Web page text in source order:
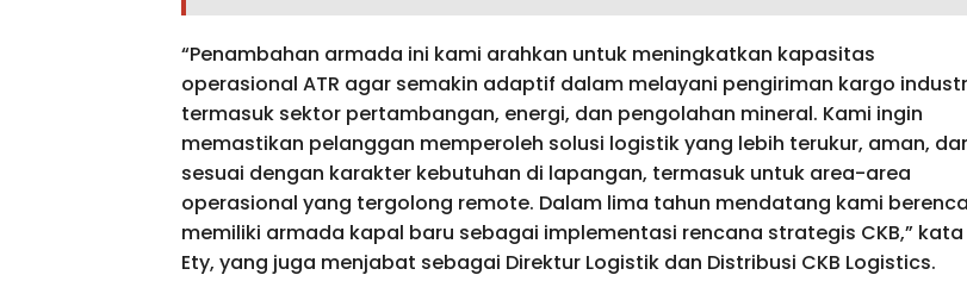
“Penambahan armada ini kami arahkan untuk meningkatkan kapasitas
operasional ATR agar semakin adaptif dalam melayani pengiriman kargo
termasuk sektor pertambangan, energi, dan pengolahan mineral. Kami ingin
memastikan pelanggan memperoleh solusi logistik yang lebih terukur, aman,
sesuai dengan karakter kebutuhan di lapangan, termasuk untuk area-area
operasional yang tergolong remote. Dalam lima tahun mendatang kami
memiliki armada kapal baru sebagai implementasi rencana strategis CKB,” kata
Ety, yang juga menjabat sebagai Direktur Logistik dan Distribusi CKB Logistics.